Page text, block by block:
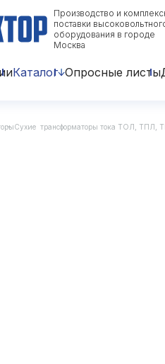
Производство и
поставки
оборудования в городе
Москва
Каталог Опросные листы
Сухие трансформаторы тока ТОЛ, ТПЛ,